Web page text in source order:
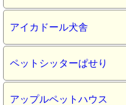
アイカドール犬舎
ペットシッターぱせり
アップルペットハウス